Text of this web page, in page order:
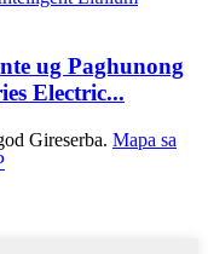
ug Paghunong
Electric...
Gireserba. Mapa sa